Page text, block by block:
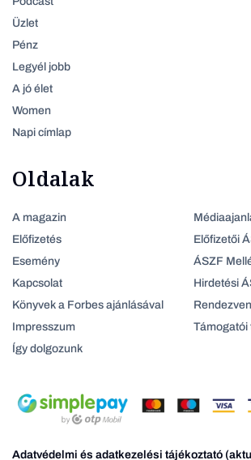
Üzlet
Pénz
Legyél jobb
A jó élet
Women
Napi címlap
Oldalak
A magazin
Előfizetés
Esemény
Kapcsolat
Könyvek a Forbes ajánlásával
Impresszum
Így dolgozunk
Előfizetői
ÁSZF
Hirdetési
Támogatói
Adatvédelmi és adatkezelési tájékoztató